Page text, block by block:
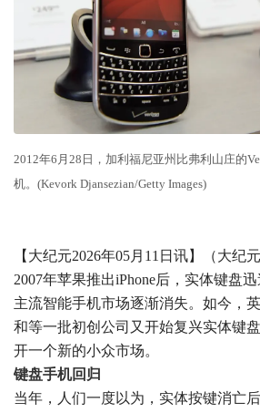
2012年6月28日，加利福尼亚州比弗利山庄的
机。(Kevork Djansezian/Getty Images)
【大纪元2026年05月11日讯】（大纪
2007年苹果推出iPhone后，实体键盘
主流智能手机市场逐渐消失。如今，
和等一批初创公司又开始复兴实体键
开一个新的小众市场。
键盘手机回归
当年，人们一度以为，实体按键消亡